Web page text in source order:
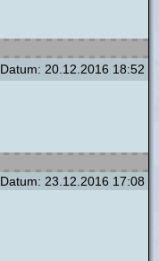
Datum: 20.12.2016 18:52
Datum: 23.12.2016 17:08